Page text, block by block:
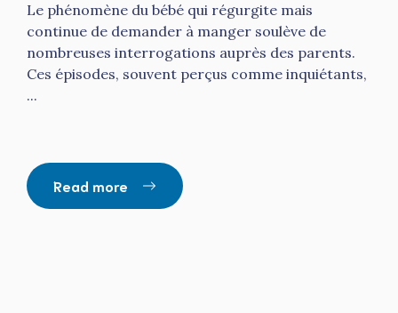
Le phénomène du bébé qui régurgite mais
continue de demander à manger soulève de
nombreuses interrogations auprès des parents.
Ces épisodes, souvent perçus comme inquiétants,
...
Read more